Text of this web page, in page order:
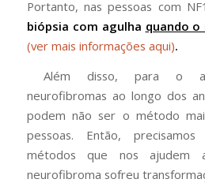
Portanto, nas pessoas com
biópsia com agulha quando
(ver mais informações aqui).
Além disso, para o
neurofibromas ao longo dos
podem não ser o método
pessoas. Então,
métodos que nos ajudem
neurofibroma sofreu